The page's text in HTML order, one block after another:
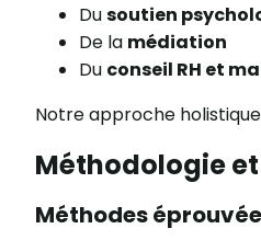
Dusoutien
De la médiation
Du conseil RH et
Notre approche
Méthodologie et
Méthodes